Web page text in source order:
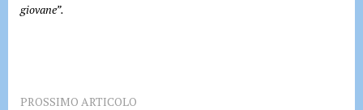
giovane”.
PROSSIMO ARTICOLO